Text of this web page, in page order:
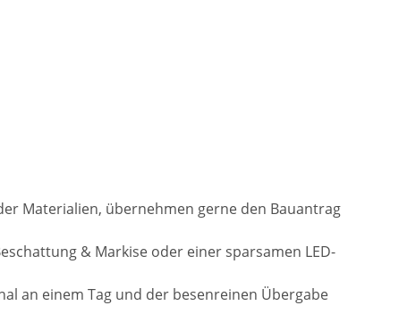
Materialien, übernehmen gerne den Bauantrag
& Markise oder einer sparsamen LED-
an einem Tag und der besenreinen Übergabe